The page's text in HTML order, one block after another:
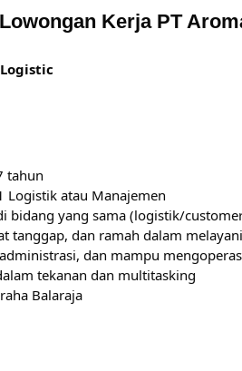
Lowongan Kerja PT
tahun
Logistik atau Manajemen
bidang yang sama (logistik/
tanggap, dan ramah dalam melayani
dan mampu
tekanan dan multitasking
Balaraja